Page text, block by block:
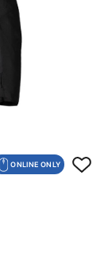
ONLINE ONLY